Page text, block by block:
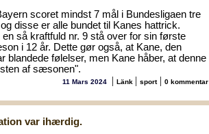
scoret mindst 7 mål i Bundesligaen tre
disse er alle bundet til Kanes hattrick.
så kraftfuld nr. 9 stå over for sin første
i 12 år. Dette gør også, at Kane, den
blandede følelser, men Kane håber, at denne
af sæsonen".
11 Mars 2024 | Länk | sport| 0 kommentar
var ihærdig.